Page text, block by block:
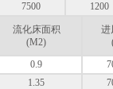
7500 1200
流化床面积
(M2)
进
0.9
1.35